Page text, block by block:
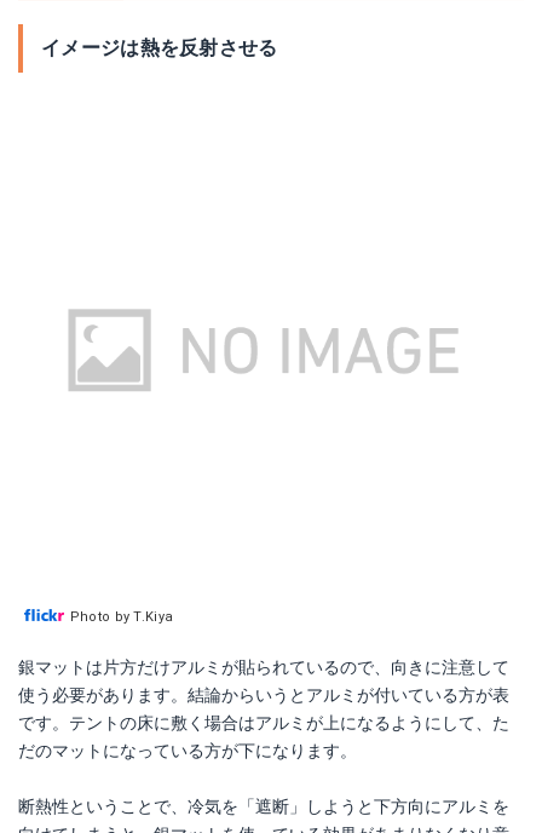
イメージは熱を反射させる
Photo by T.Kiya
銀マットは片方だけアルミが貼られているので、向きに注意して
使う必要があります。結論からいうとアルミが付いている方が表
です。テントの床に敷く場合はアルミが上になるようにして、た
だのマットになっている方が下になります。
断熱性ということで、冷気を「遮断」しようと下方向にアルミを